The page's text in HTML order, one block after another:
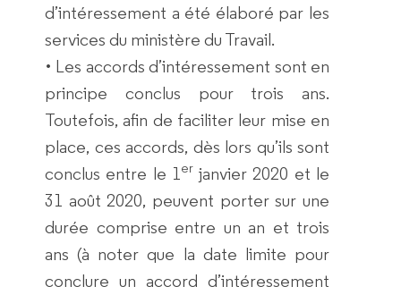
d’intéressement a été élaboré par les
services du ministère du Travail.
• Les accords d’intéressement sont en
principe conclus pour trois ans.
Toutefois, afin de faciliter leur mise en
place, ces accords, dès lors qu’ils sont
conclus entre le 1erjanvier 2020 et le
31 août 2020, peuvent porter sur une
durée comprise entre un an et trois
ans (à noter que la date limite pour
conclure un accord d’intéressement